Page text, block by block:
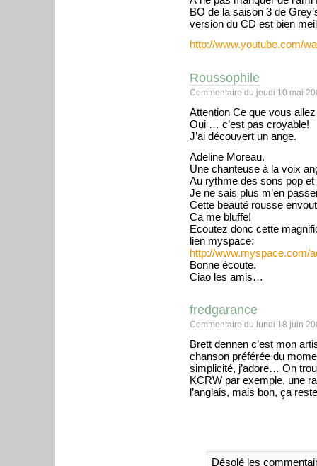
BO de la saison 3 de
version du CD est bien
http://www.youtube.com/
Roussophile
Commentaire du jeudi 10 mai
Attention Ce que vous
Oui … c’est pas croyable!
J’ai découvert un ange.
Adeline Moreau.
Une chanteuse à la voix
Au rythme des sons pop et
Je ne sais plus m’en
Cette beauté rousse
Ca me bluffe!
Ecoutez donc cette
lien myspace:
http://www.myspace.com/
Bonne écoute.
Ciao les amis…
fredgarance
Commentaire du lundi 18 juin
Brett dennen c’est mon
chanson préférée du
simplicité, j’adore… On
KCRW par exemple, une
l’anglais, mais bon, ça
Désolé les